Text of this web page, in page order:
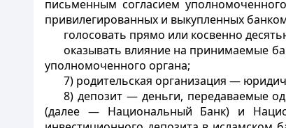
письменным согласием
привилегированных и выкупленных
голосовать прямо или косвенно
оказывать влияние на принимаемые
уполномоченного органа;
7) родительская организация —
8) депозит — деньги, передаваемые
(далее — Национальный Банк) и